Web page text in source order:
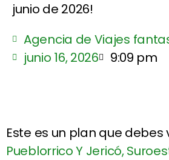
junio de 2026!
Agencia de Viajes
junio 16, 2026
9:09 pm
Este es un plan que debes
Pueblorrico Y Jericó,